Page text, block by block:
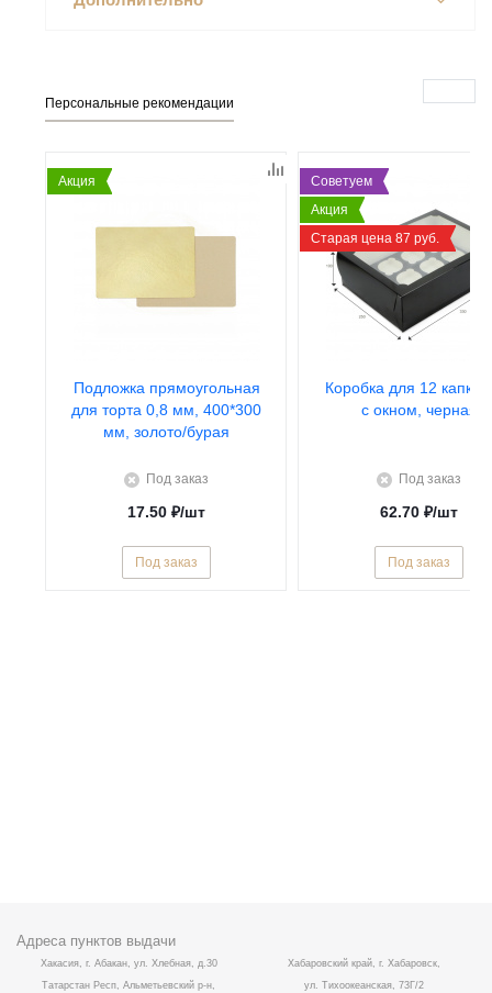
Персональные рекомендации
Акция
Подложка прямоугольная
для торта 0,8 мм, 400*300
мм, золото/бурая
Под заказ
17.50 ₽/шт
Под заказ
Советуем
Акция
Старая цена 87 руб.
Коробка для 12
с окном, черная
Под заказ
62.70 ₽/шт
Под заказ
Адреса пунктов выдачи
Хакасия, г. Абакан, ул. Хлебная, д.30
Татарстан Респ, Альметьевский р-н,
Хабаровский край, г. Хабаровск,
ул. Тихоокеанская, 73Г/2